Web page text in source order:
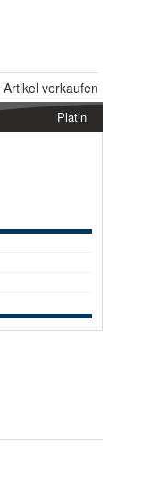
Artikel verkaufen
Platin